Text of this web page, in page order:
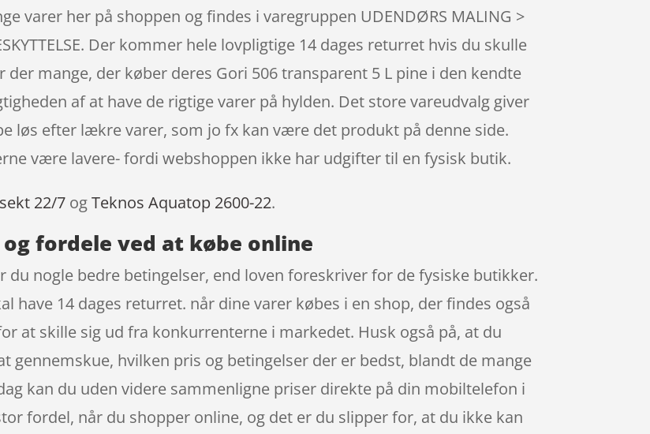
varer her på shoppen og findes i varegruppen UDENDØRS MALING >
Der kommer hele lovpligtige 14 dages returret hvis du skulle
mange, der køber deres Gori 506 transparent 5 L pine i den kendte
af at have de rigtige varer på hylden. Det store vareudvalg giver
løs efter lækre varer, som jo fx kan være det produkt på denne side.
være lavere- fordi webshoppen ikke har udgifter til en fysisk butik.
22/7 ogTeknos Aquatop 2600-22.
fordele ved at købe online
du nogle bedre betingelser, end loven foreskriver for de fysiske butikker.
have 14 dages returret. når dine varer købes i en shop, der findes også
at skille sig ud fra konkurrenterne i markedet. Husk også på, at du
gennemskue, hvilken pris og betingelser der er bedst, blandt de mange
kan du uden videre sammenligne priser direkte på din mobiltelefon i
fordel, når du shopper online, og det er du slipper for, at du ikke kan